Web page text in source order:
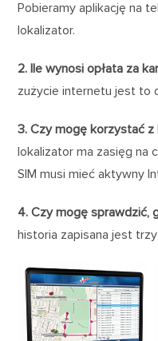
Pobieramy aplikację na
lokalizator.
2. Ile wynosi opłata za
zużycie internetu jest to
3. Czy mogę korzystać z
lokalizator ma zasięg na
SIM musi mieć aktywny
4. Czy mogę sprawdzić,
historia zapisana jest